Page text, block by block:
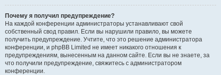
Почему я получил предупреждение?
На каждой конференции администраторы устанавливают свой
собственный свод правил. Если вы нарушили правило, вы можете
получить предупреждение. Учтите, что это решение администратора
конференции, и phpBB Limited не имеет никакого отношения к
предупреждениям, вынесенным на данном сайте. Если вы не знаете, за
что получили предупреждение, свяжитесь с администратором
конференции.